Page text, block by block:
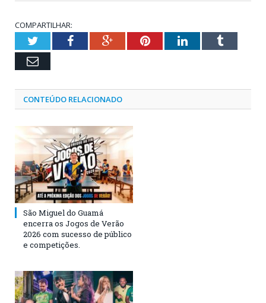
COMPARTILHAR:
TwitterFacebookGoogle+PinterestLinkedInTumblr
Email
CONTEÚDO RELACIONADO
São Miguel do Guamá
encerra os Jogos de Verão
2026 com sucesso de público
e competições.